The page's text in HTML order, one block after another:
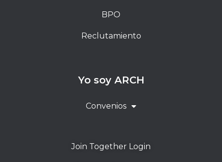
BPO
Reclutamiento
Yo soy ARCH
Convenios
Join Together Login